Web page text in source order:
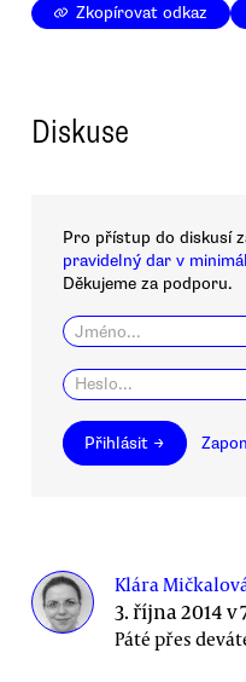
Zkopírovat odkaz
Diskuse
Pro přístup do diskusí
pravidelný dar v
Děkujeme za podporu.
Přihlásit →
Klára
3. října 2014 v
Páté přes